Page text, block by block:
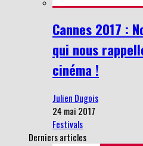
Cannes 2017 :
qui nous
cinéma !
Julien Dugois
24 mai 2017
Festivals
Derniers articles